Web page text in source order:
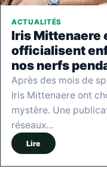
ACTUALITÉS
Iris Mittenaere
officialisent
nos nerfs
Après des mois de
Iris Mittenaere ont
mystère. Une
réseaux…
Lire